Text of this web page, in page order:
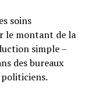
soins
le montant de la
simple –
des bureaux
politiciens.